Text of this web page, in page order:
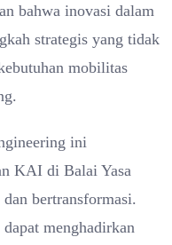
bahwa inovasi dalam
strategis yang tidak
mobilitas
ini
KAI di Balai Yasa
bertransformasi.
menghadirkan